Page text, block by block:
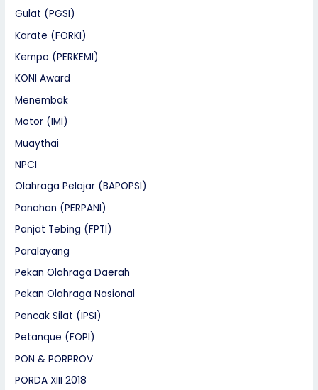
Gulat (PGSI)
Karate (FORKI)
Kempo (PERKEMI)
KONI Award
Menembak
Motor (IMI)
Muaythai
NPCI
Olahraga Pelajar (BAPOPSI)
Panahan (PERPANI)
Panjat Tebing (FPTI)
Paralayang
Pekan Olahraga Daerah
Pekan Olahraga Nasional
Pencak Silat (IPSI)
Petanque (FOPI)
PON & PORPROV
PORDA XIII 2018